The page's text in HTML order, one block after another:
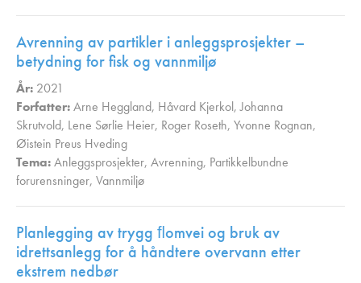
Avrenning av partikler i anleggsprosjekter –
betydning for fisk og vannmiljø
År: 2021
Forfatter:Arne Heggland, Håvard Kjerkol,Johanna
Skrutvold, Lene Sørlie Heier, Roger Roseth, Yvonne Rognan,
Øistein Preus Hveding
Tema:Anleggsprosjekter, Avrenning, Partikkelbundne
forurensninger, Vannmiljø
Planlegging av trygg ﬂomvei og bruk av
idrettsanlegg for å håndtere overvann etter
ekstrem nedbør